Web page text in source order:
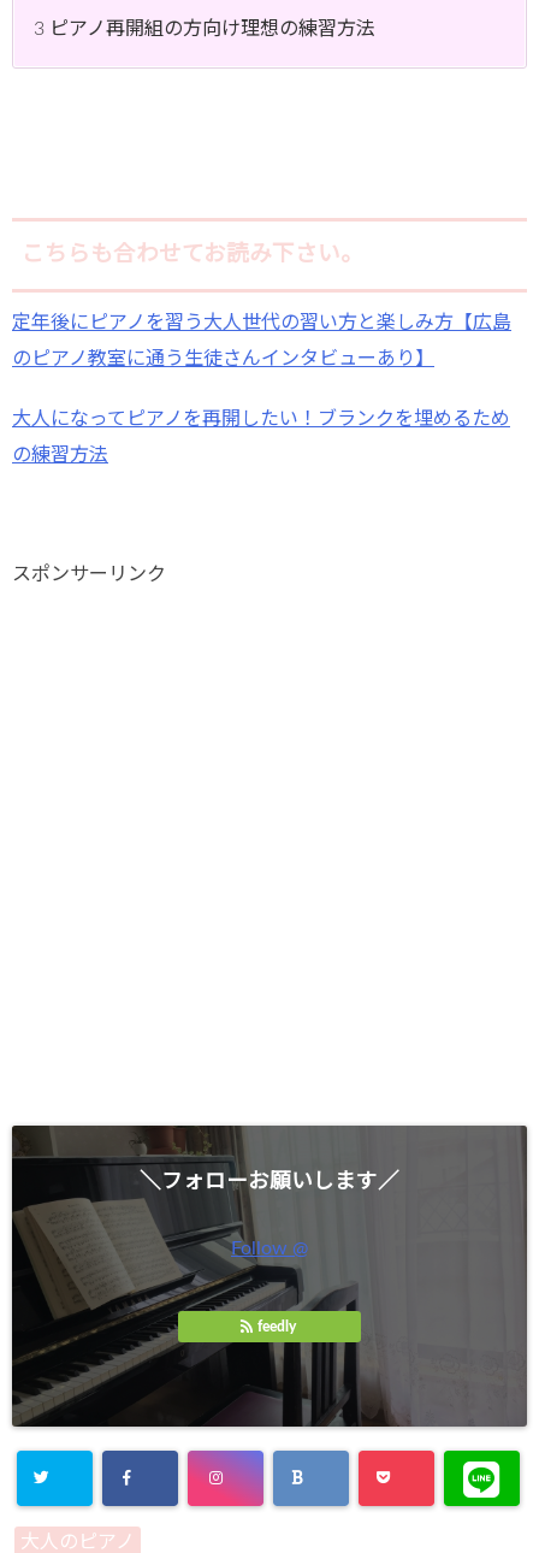
3 ピアノ再開組の方向け理想の練習方法
こちらも合わせてお読み下さい。
定年後にピアノを習う大人世代の習い方と楽しみ方【広島
のピアノ教室に通う生徒さんインタビューあり】
大人になってピアノを再開したい！ブランクを埋めるため
の練習方法
スポンサーリンク
＼フォローお願いします／
Follow @
feedly
大人のピアノ